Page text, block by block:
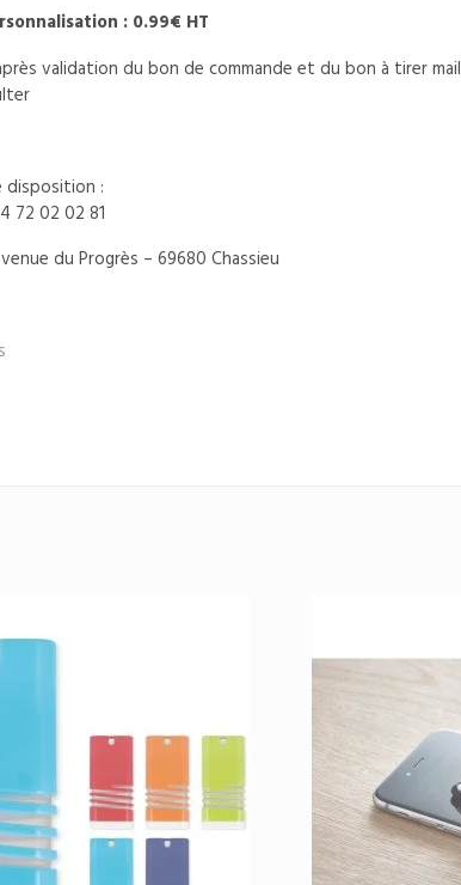
: 0.99€ HT
validation du bon de commande et du bon à tirer mail
disposition :
72 02 02 81
du Progrès – 69680 Chassieu